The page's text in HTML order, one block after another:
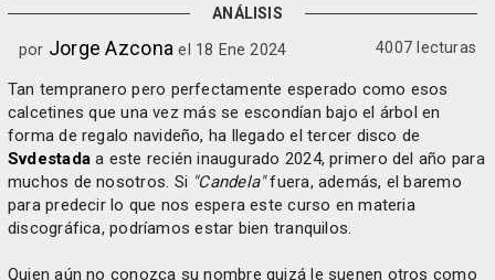
ANÁLISIS
por Jorge Azcona el 18 Ene 2024 4007 lecturas
Tan tempranero pero perfectamente esperado como esos
calcetines que una vez más se escondían bajo el árbol en
forma de regalo navideño, ha llegado el tercer disco de
Svdestada a este recién inaugurado 2024, primero del año para
muchos de nosotros. Si "Candela"fuera, además, el baremo
para predecir lo que nos espera este curso en materia
discográfica, podríamos estar bien tranquilos.
Quien aún no conozca su nombre quizá le suenen otros como